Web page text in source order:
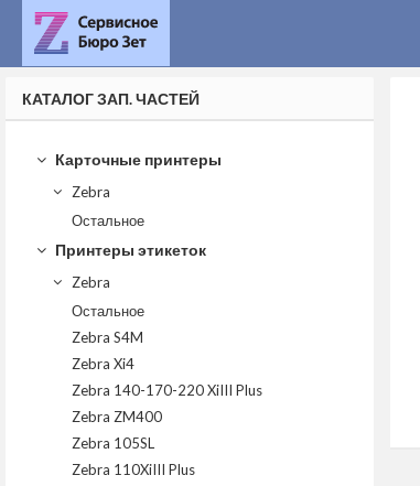
КАТАЛОГ ЗАП. ЧАСТЕЙ
Карточные принтеры
Zebra
Остальное
Принтеры этикеток
Zebra
Остальное
Zebra S4M
Zebra Xi4
Zebra 140-170-220 XiIII Plus
Zebra ZM400
Zebra 105SL
Zebra 110XiIII Plus